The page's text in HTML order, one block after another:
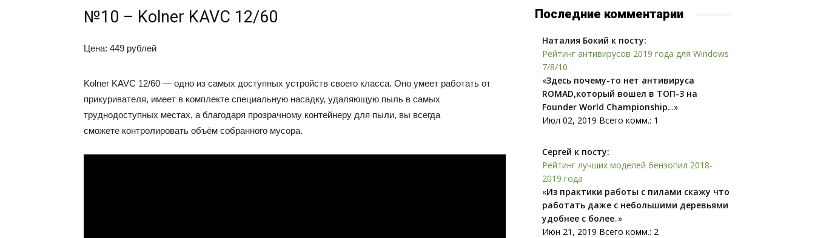
№10 – Kolner KAVC 12/60
Цена: 449 рублей
Kolner KAVC 12/60 — одно из самых доступных устройств своего класса. Оно умеет работать от
прикуривателя, имеет в комплекте специальную насадку, удаляющую пыль в самых
труднодоступных местах, а благодаря прозрачному контейнеру для пыли, вы всегда
сможете контролировать объём собранного мусора.
Последние комментарии
Наталия Бокий к посту:
Рейтинг антивирусов 2019 года для Windows
7/8/10
«Здесь почему-то нет антивируса
ROMAD,который вошел в ТОП-3 на
Founder World Championship...»
Июл 02, 2019 Всего комм.: 1
Сергей к посту:
Рейтинг лучших моделей бензопил 2018-
2019 года
«Из практики работы с пилами скажу что
работать даже с небольшими деревьями
удобнее с более..»
Июн 21, 2019 Всего комм.: 2